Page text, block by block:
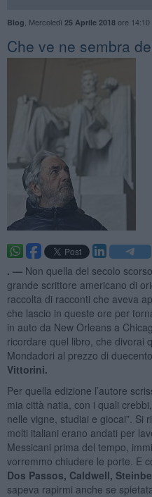
Blog Mercoledì 25 Aprile 2018ore 14:10
​Che ve ne sembra
. — Non quella del secolo
grande scrittore americano di
raccolta di racconti che aveva
che lascio in queste ore per
in auto da New Orleans a
ricordare quel libro, che divorai
Mondadori al prezzo di
Vittorini.
Per quella edizione l’autore
mia città natia, con i quali
nelle vigne, studiai e giocai”. Si
molti italiani erano andati per
Messicani prima del tempo,
vorremmo chiudere le porte. E
Dos Passos, Caldwell,
sapeva rapirmi anche se